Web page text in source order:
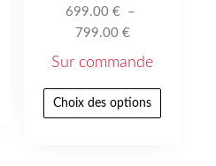
699.00€ –
799.00 €
Sur commande
Choix des options